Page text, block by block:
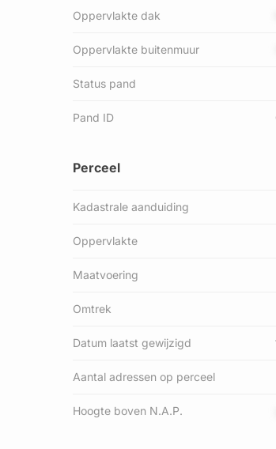
Oppervlakte dak
Oppervlakte buitenmuur
Status pand
Pand ID
Perceel
Kadastrale aanduiding
Oppervlakte
Maatvoering
Omtrek
Datum laatst gewijzigd
Aantal adressen op perceel
Hoogte boven N.A.P.